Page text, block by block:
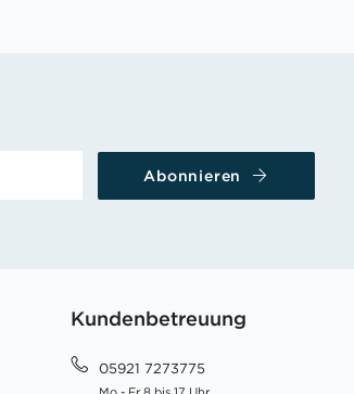
Abonnieren
Kundenbetreuung
05921 7273775